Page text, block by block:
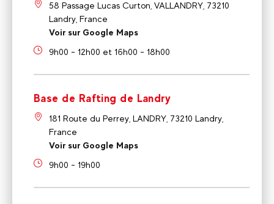
58 Passage Lucas Curton, VALLANDRY, 73210
Landry, France
Voir sur Google Maps
9h00 - 12h00 et 16h00 - 18h00
Base de Rafting de Landry
181 Route du Perrey, LANDRY, 73210 Landry,
France
Voir sur Google Maps
9h00 - 19h00